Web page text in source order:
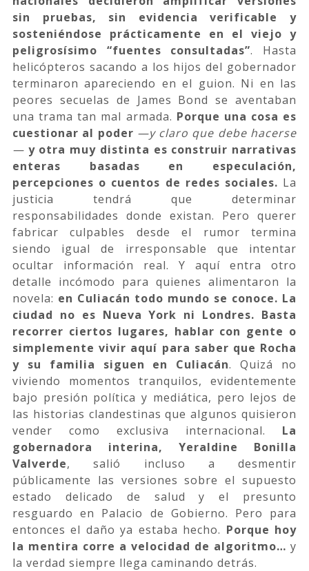
sin pruebas, sin evidencia verificable y
sosteniéndose prácticamente en el viejo y
peligrosísimo “fuentes consultadas”. Hasta
helicópteros sacando a los hijos del gobernador
terminaron apareciendo en el guion. Ni en las
peores secuelas de James Bond se aventaban
una trama tan mal armada. Porque una cosa es
cuestionar al poder —y claro que debe hacerse
—y otra muy distinta es construir narrativas
enteras basadas en especulación,
percepciones o cuentos de redes sociales. La
justicia tendrá que determinar
responsabilidades donde existan. Pero querer
fabricar culpables desde el rumor termina
siendo igual de irresponsable que intentar
ocultar información real. Y aquí entra otro
detalle incómodo para quienes alimentaron la
novela: en Culiacán todo mundo se conoce. La
ciudad no es Nueva York ni Londres. Basta
recorrer ciertos lugares, hablar con gente o
simplemente vivir aquí para saber que Rocha
y su familia siguen en Culiacán. Quizá no
viviendo momentos tranquilos, evidentemente
bajo presión política y mediática, pero lejos de
las historias clandestinas que algunos quisieron
vender como exclusiva internacional. La
gobernadora interina, Yeraldine Bonilla
Valverde, salió incluso a desmentir
públicamente las versiones sobre el supuesto
estado delicado de salud y el presunto
resguardo en Palacio de Gobierno. Pero para
entonces el daño ya estaba hecho. Porque hoy
la mentira corre a velocidad de algoritmo… y
la verdad siempre llega caminando detrás.